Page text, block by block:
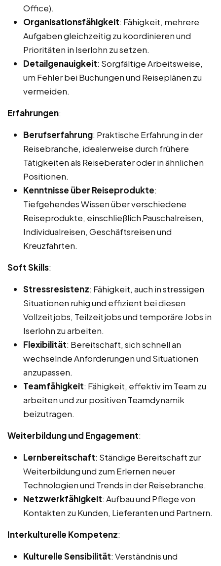
Office).
Organisationsfähigkeit: Fähigkeit, mehrere
Aufgaben gleichzeitig zu koordinieren und
Prioritäten in Iserlohn zu setzen.
Detailgenauigkeit: Sorgfältige Arbeitsweise,
um Fehler bei Buchungen und Reiseplänen zu
vermeiden.
Erfahrungen:
Berufserfahrung: Praktische Erfahrung in der
Reisebranche, idealerweise durch frühere
Tätigkeiten als Reiseberater oder in ähnlichen
Positionen.
Kenntnisse über Reiseprodukte:
Tiefgehendes Wissen über verschiedene
Reiseprodukte, einschließlich Pauschalreisen,
Individualreisen, Geschäftsreisen und
Kreuzfahrten.
Soft Skills:
Stressresistenz: Fähigkeit, auch in stressigen
Situationen ruhig und effizient bei diesen
Vollzeitjobs, Teilzeitjobs und temporäre Jobs in
Iserlohn zu arbeiten.
Flexibilität: Bereitschaft, sich schnell an
wechselnde Anforderungen und Situationen
anzupassen.
Teamfähigkeit: Fähigkeit, effektiv im Team zu
arbeiten und zur positiven Teamdynamik
beizutragen.
Weiterbildung und Engagement:
Lernbereitschaft: Ständige Bereitschaft zur
Weiterbildung und zum Erlernen neuer
Technologien und Trends in der Reisebranche.
Netzwerkfähigkeit: Aufbau und Pflege von
Kontakten zu Kunden, Lieferanten und Partnern.
Interkulturelle Kompetenz:
Kulturelle Sensibilität: Verständnis und